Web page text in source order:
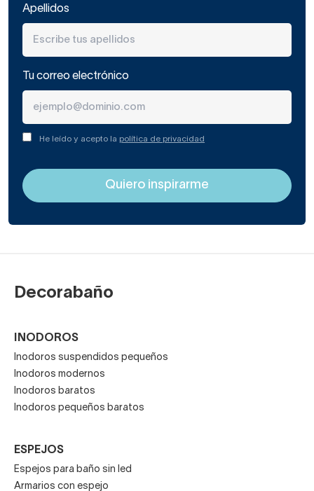
Apellidos
Tu correo electrónico
He leído y acepto la política de privacidad
Decorabaño
INODOROS
Inodoros suspendidos pequeños
Inodoros modernos
Inodoros baratos
Inodoros pequeños baratos
ESPEJOS
Espejos para baño sin led
Armarios con espejo